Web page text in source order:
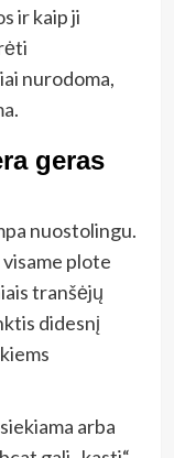
ir kaip ji
nurodoma,
geras
nuostolingu.
plote
tranšėjų
didesnį
arba